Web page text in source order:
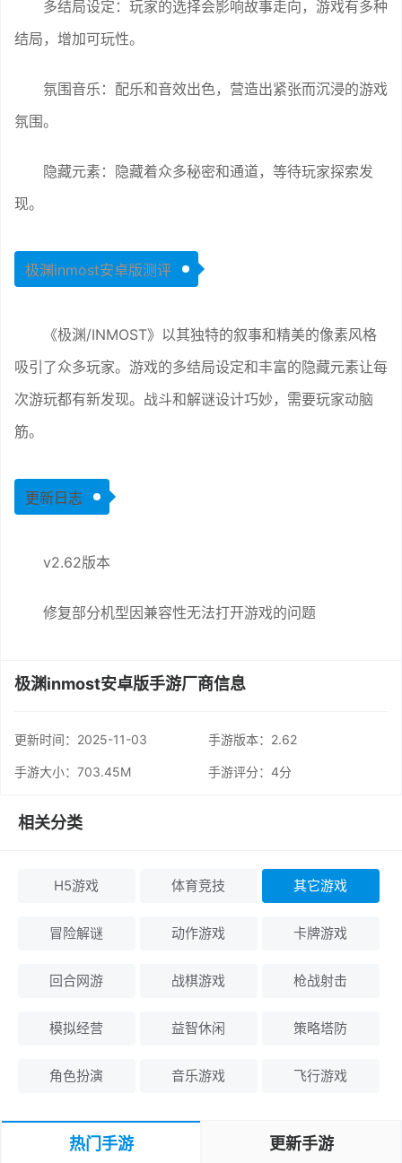
多结局设定：玩家的选择会影响故事走向，游戏有多种
结局，增加可玩性。
氛围音乐：配乐和音效出色，营造出紧张而沉浸的游戏
氛围。
隐藏元素：隐藏着众多秘密和通道，等待玩家探索发
现。
极渊inmost安卓版测评
《极渊/INMOST》以其独特的叙事和精美的像素风格
吸引了众多玩家。游戏的多结局设定和丰富的隐藏元素让每
次游玩都有新发现。战斗和解谜设计巧妙，需要玩家动脑
筋。
更新日志
v2.62版本
修复部分机型因兼容性无法打开游戏的问题
极渊inmost安卓版手游厂商信息
更新时间： 2025-11-03 手游版本：2.62
手游大小：703.45M 手游评分： 4分
相关分类
H5游戏 体育竞技 其它游戏
冒险解谜 动作游戏 卡牌游戏
回合网游 战棋游戏 枪战射击
模拟经营 益智休闲 策略塔防
角色扮演 音乐游戏 飞行游戏
热门手游 更新手游